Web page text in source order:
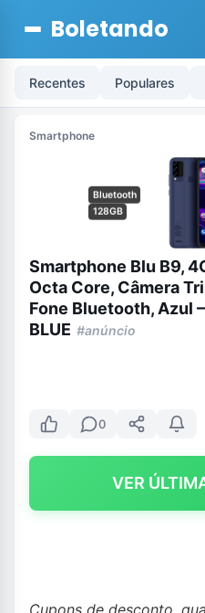
Boletando
Recentes Populares
Smartphone
Bluetooth
128GB
Smartphone Blu B9,
Octa Core, Câmera
Fone Bluetooth, Azul
BLUE #anúncio
0
VER
Cupons de desconto,